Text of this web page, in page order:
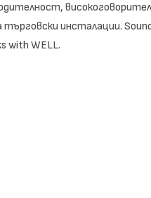
инсталации.
with WELL.